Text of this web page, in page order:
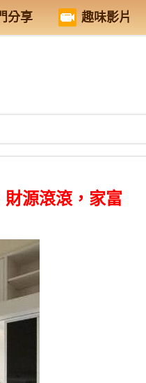
分享 趣味影片
財源滾滾，家富